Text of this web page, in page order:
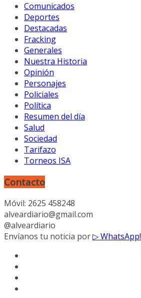
Comunicados
Deportes
Destacadas
Fracking
Generales
Nuestra Historia
Opinión
Personajes
Policiales
Política
Resumen del día
Salud
Sociedad
Tarifazo
Torneos ISA
Contacto
Móvil: 2625 458248
alveardiario@gmail.com
@alveardiario
Envíanos tu noticia por▷ WhatsApp!